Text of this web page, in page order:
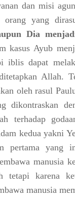
dan misi
orang yang
Dia
kasus Ayub
iblis dapat
Allah.
oleh rasul
dikontraskan
terhadap
kedua yakni
pertama yang
manusia
tetapi karena
manusia